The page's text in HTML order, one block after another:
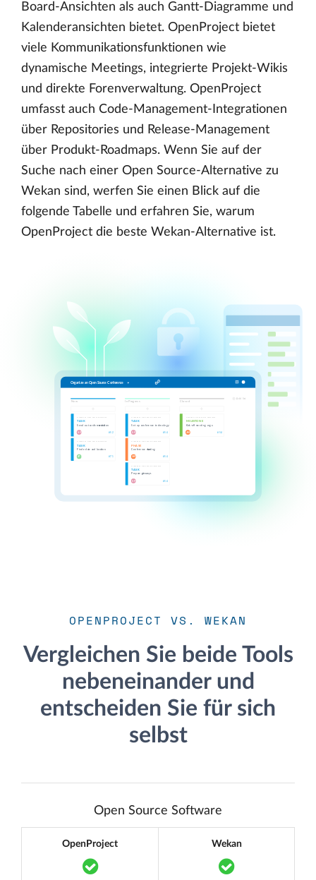
Board-Ansichten als auch Gantt-Diagramme und
Kalenderansichten bietet. OpenProject bietet
viele Kommunikationsfunktionen wie
dynamische Meetings, integrierte Projekt-Wikis
und direkte Forenverwaltung. OpenProject
umfasst auch Code-Management-Integrationen
über Repositories und Release-Management
über Produkt-Roadmaps. Wenn Sie auf der
Suche nach einer Open Source-Alternative zu
Wekan sind, werfen Sie einen Blick auf die
folgende Tabelle und erfahren Sie, warum
OpenProject die beste Wekan-Alternative ist.
OPENPROJECT VS. WEKAN
Vergleichen Sie beide Tools
nebeneinander und
entscheiden Sie für sich
selbst
Open Source Software
OpenProject
Translation missing:
Wekan